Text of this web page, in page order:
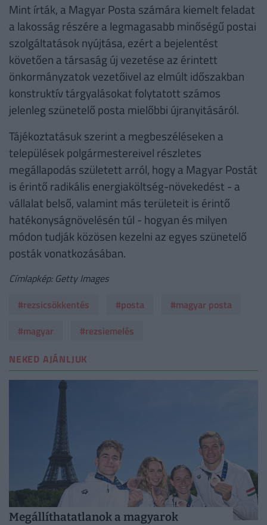
Mint írták, a Magyar Posta számára kiemelt feladat
a lakosság részére a legmagasabb minőségű postai
szolgáltatások nyújtása, ezért a bejelentést
követően a társaság új vezetése az érintett
önkormányzatok vezetőivel az elmúlt időszakban
konstruktív tárgyalásokat folytatott számos
jelenleg szünetelő posta mielőbbi újranyitásáról.
Tájékoztatásuk szerint a megbeszéléseken a
települések polgármestereivel részletes
megállapodás született arról, hogy a Magyar Postát
is érintő radikális energiaköltség-növekedést - a
vállalat belső, valamint más területeit is érintő
hatékonyságnövelésén túl - hogyan és milyen
módon tudják közösen kezelni az egyes szünetelő
posták vonatkozásában.
Címlapkép: Getty Images
#rezsicsökkentés
#posta
#magyar posta
#magyar
#rezsiemelés
NEKED AJÁNLJUK
Megállíthatatlanok a magyarok